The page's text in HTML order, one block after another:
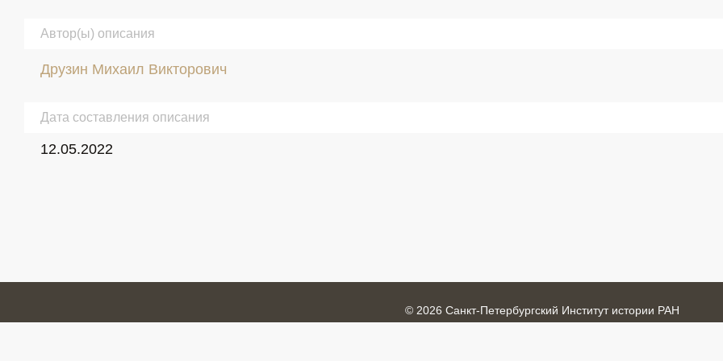
Автор(ы) описания
Друзин Михаил Викторович
Дата составления описания
12.05.2022
© 2026 Санкт-Петербургский Институт истории РАН